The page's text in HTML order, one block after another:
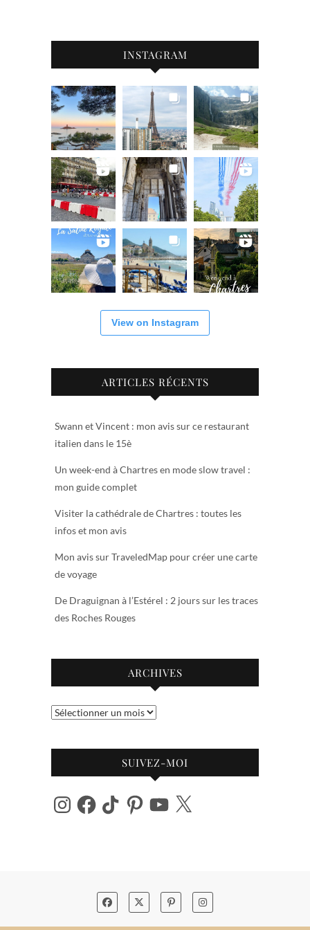
INSTAGRAM
View on Instagram
ARTICLES RÉCENTS
Swann et Vincent : mon avis sur ce restaurant
italien dans le 15è
Un week-end à Chartres en mode slow travel :
mon guide complet
Visiter la cathédrale de Chartres : toutes les
infos et mon avis
Mon avis sur TraveledMap pour créer une carte
de voyage
De Draguignan à l’Estérel : 2 jours sur les traces
des Roches Rouges
ARCHIVES
Archives
SUIVEZ-MOI
InstagramFacebook
TikTok PinterestYouTube
X